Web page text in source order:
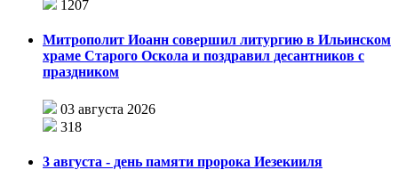
1207
Митрополит Иоанн совершил литургию в Ильинском
храме Старого Оскола и поздравил десантников с
праздником
03 августа 2026
318
3 августа - день памяти пророка Иезекииля